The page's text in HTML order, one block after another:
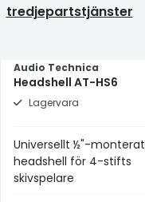
tredjepartstjänster
Audio Technica
Headshell AT-HS6
Lagervara
Universellt ½"-monterat
headshell för 4-stifts
skivspelare